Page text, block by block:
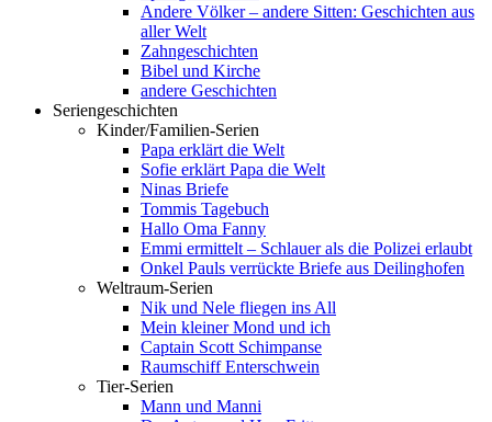
Andere Völker – andere Sitten: Geschichten aus
aller Welt
Zahngeschichten
Bibel und Kirche
andere Geschichten
Seriengeschichten
Kinder/Familien-Serien
Papa erklärt die Welt
Sofie erklärt Papa die Welt
Ninas Briefe
Tommis Tagebuch
Hallo Oma Fanny
Emmi ermittelt – Schlauer als die Polizei erlaubt
Onkel Pauls verrückte Briefe aus Deilinghofen
Weltraum-Serien
Nik und Nele fliegen ins All
Mein kleiner Mond und ich
Captain Scott Schimpanse
Raumschiff Enterschwein
Tier-Serien
Mann und Manni